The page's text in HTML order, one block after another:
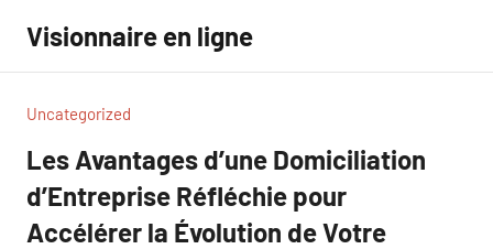
contenu
Visionnaire en ligne
Uncategorized
Les Avantages d’une Domiciliation
d’Entreprise Réfléchie pour
Accélérer la Évolution de Votre